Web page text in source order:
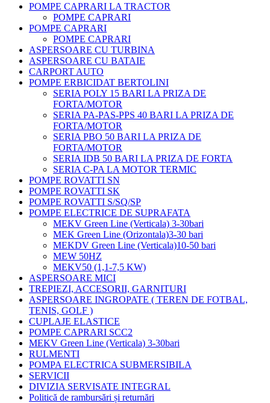
POMPE CAPRARI LA TRACTOR
POMPE CAPRARI
POMPE CAPRARI
POMPE CAPRARI
ASPERSOARE CU TURBINA
ASPERSOARE CU BATAIE
CARPORT AUTO
POMPE ERBICIDAT BERTOLINI
SERIA POLY 15 BARI LA PRIZA DE
FORTA/MOTOR
SERIA PA-PAS-PPS 40 BARI LA PRIZA DE
FORTA/MOTOR
SERIA PBO 50 BARI LA PRIZA DE
FORTA/MOTOR
SERIA IDB 50 BARI LA PRIZA DE FORTA
SERIA C-PA LA MOTOR TERMIC
POMPE ROVATTI SN
POMPE ROVATTI SK
POMPE ROVATTI S/SQ/SP
POMPE ELECTRICE DE SUPRAFATA
MEKV Green Line (Verticala) 3-30bari
MEK Green Line (Orizontala)3-30 bari
MEKDV Green Line (Verticala)10-50 bari
MEW 50HZ
MEKV50 (1,1-7,5 KW)
ASPERSOARE MICI
TREPIEZI, ACCESORII, GARNITURI
ASPERSOARE INGROPATE ( TEREN DE FOTBAL,
TENIS, GOLF )
CUPLAJE ELASTICE
POMPE CAPRARI SCC2
MEKV Green Line (Verticala) 3-30bari
RULMENTI
POMPA ELECTRICA SUBMERSIBILA
SERVICII
DIVIZIA SERVISATE INTEGRAL
Politică de rambursări și returnări